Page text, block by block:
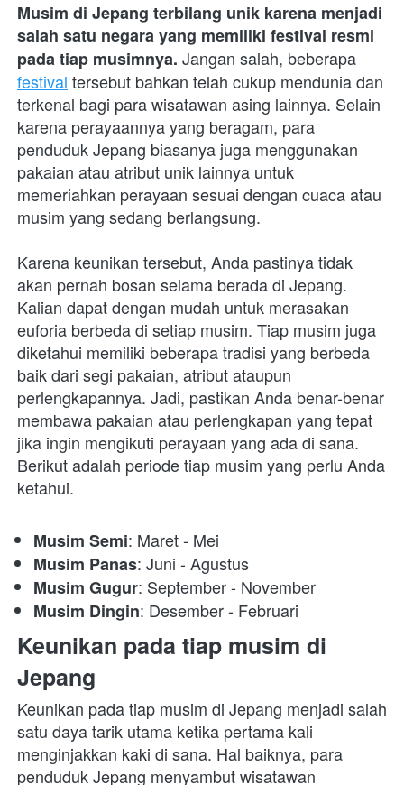
Musim di Jepang terbilang unik karena menjadi
salah satu negara yang memiliki festival resmi
pada tiap musimnya.
festival tersebut bahkan telah cukup mendunia dan
terkenal bagi para wisatawan asing lainnya. Selain
karena perayaannya yang beragam, para
penduduk Jepang biasanya juga menggunakan
pakaian atau atribut unik lainnya untuk
memeriahkan perayaan sesuai dengan cuaca atau
musim yang sedang berlangsung.
Karena keunikan tersebut, Anda pastinya tidak
akan pernah bosan selama berada di Jepang.
Kalian dapat dengan mudah untuk merasakan
euforia berbeda di setiap musim. Tiap musim juga
diketahui memiliki beberapa tradisi yang berbeda
baik dari segi pakaian, atribut ataupun
perlengkapannya. Jadi, pastikan Anda benar-benar
membawa pakaian atau perlengkapan yang tepat
jika ingin mengikuti perayaan yang ada di sana.
Berikut adalah periode tiap musim yang perlu Anda
ketahui.
Musim Semi: Maret - Mei
Musim Panas: Juni - Agustus
Musim Gugur: September - November
Musim Dingin: Desember - Februari
Keunikan pada tiap musim di
Jepang
Keunikan pada tiap musim di Jepang menjadi salah
satu daya tarik utama ketika pertama kali
menginjakkan kaki di sana. Hal baiknya, para
penduduk Jepang menyambut wisatawan